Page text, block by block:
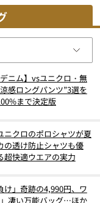
ニム】vsユニクロ・無
感ロングパンツ”3選を
まで決定版
ニクロのポロシャツが夏
の透け防止シャツも優
超快適ウエアの実力
け」奇跡の4,990円、ワ
凄い万能バッグ…ほか